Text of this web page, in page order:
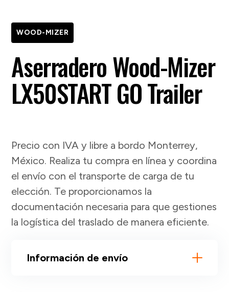
WOOD-MIZER
Aserradero Wood-Mizer
LX50START GO Trailer
Precio con IVA y libre a bordo Monterrey,
México. Realiza tu compra en línea y coordina
el envío con el transporte de carga de tu
elección. Te proporcionamos la
documentación necesaria para que gestiones
la logística del traslado de manera eficiente.
Información de envío